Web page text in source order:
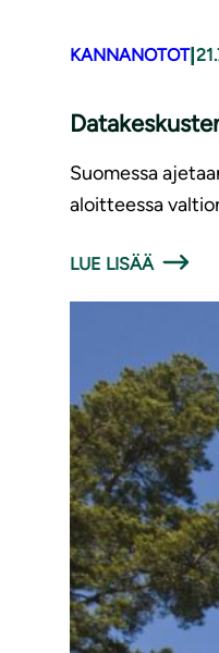
KANNANOTOT|
Suomessa
aloitteessa
LUE LISÄÄ